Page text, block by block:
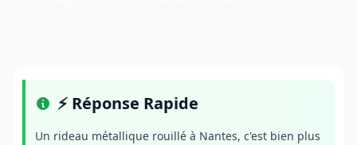
⚡ Réponse Rapide
Un rideau métallique rouillé à Nantes, c'est bien plus